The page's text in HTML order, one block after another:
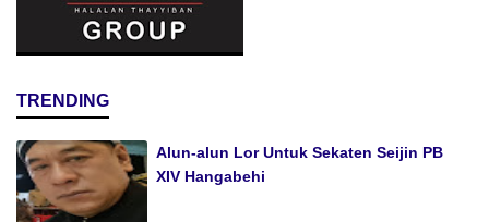
TRENDING
Alun-alun Lor Untuk Sekaten Seijin PB
XIV Hangabehi